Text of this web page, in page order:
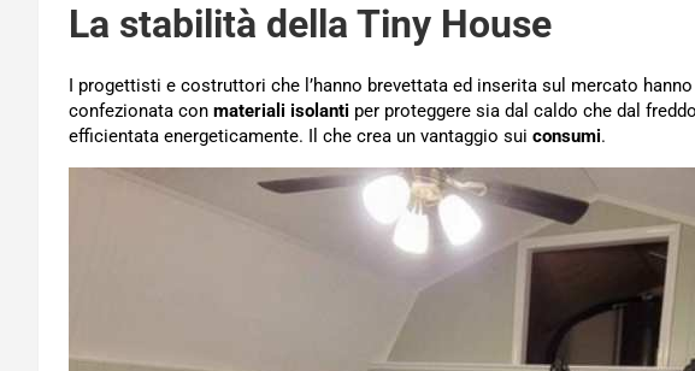
La stabilità della Tiny House
I progettisti e costruttori che l’hanno brevettata ed inserita sul mercato
confezionata con materiali isolanti per proteggere sia dal caldo che dal
efficientata energeticamente. Il che crea un vantaggio sui consumi.